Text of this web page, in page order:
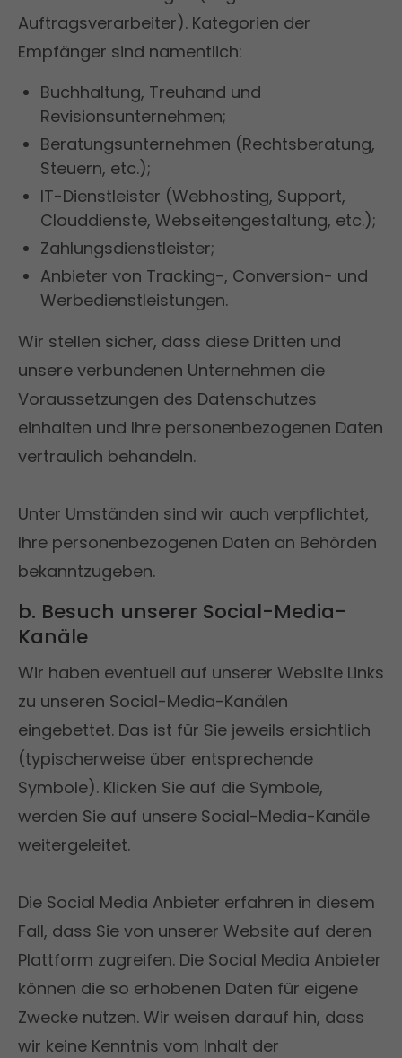
Auftragsverarbeiter). Kategorien der
Empfänger sind namentlich:
Buchhaltung, Treuhand und
Revisionsunternehmen;
Beratungsunternehmen (Rechtsberatung,
Steuern, etc.);
IT-Dienstleister (Webhosting, Support,
Clouddienste, Webseitengestaltung, etc.);
Zahlungsdienstleister;
Anbieter von Tracking-, Conversion- und
Werbedienstleistungen.
Wir stellen sicher, dass diese Dritten und
unsere verbundenen Unternehmen die
Voraussetzungen des Datenschutzes
einhalten und Ihre personenbezogenen Daten
vertraulich behandeln.
Unter Umständen sind wir auch verpflichtet,
Ihre personenbezogenen Daten an Behörden
bekanntzugeben.
b. Besuch unserer Social-Media-
Kanäle
Wir haben eventuell auf unserer Website Links
zu unseren Social-Media-Kanälen
eingebettet. Das ist für Sie jeweils ersichtlich
(typischerweise über entsprechende
Symbole). Klicken Sie auf die Symbole,
werden Sie auf unsere Social-Media-Kanäle
weitergeleitet.
Die Social Media Anbieter erfahren in diesem
Fall, dass Sie von unserer Website auf deren
Plattform zugreifen. Die Social Media Anbieter
können die so erhobenen Daten für eigene
Zwecke nutzen. Wir weisen darauf hin, dass
wir keine Kenntnis vom Inhalt der